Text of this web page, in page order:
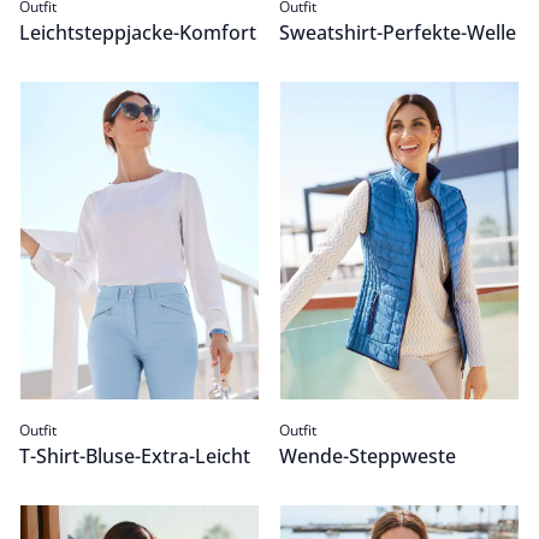
Outfit
Leichtsteppjacke-Komfort
Outfit
Sweatshirt-Perfekte-Welle
T-Shirt-Bluse-Extra-Leicht
Passform Outfit.
Outfit
T-Shirt-Bluse-Extra-Leicht
Wende-Steppweste
Passform Outfit.
Outfit
Wende-Steppweste
Boucle-Pullover-Multicolor
Passform Outfit. Baumwoll-Zip-Strickweste
Passform Outfit.